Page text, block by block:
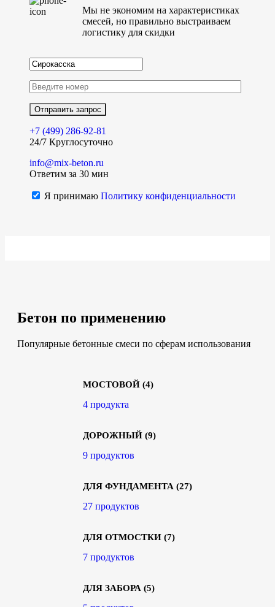
Мы не экономим на характеристиках
смесей, но правильно выстраиваем
логистику для скидки
+7 (499) 286-92-81
24/7 Круглосуточно
info@mix-beton.ru
Ответим за 30 мин
Я принимаю Политику конфиденциальности
Бетон по применению
Популярные бетонные смеси по сферам использования
МОСТОВОЙ (4)
4 продукта
ДОРОЖНЫЙ (9)
9 продуктов
ДЛЯ ФУНДАМЕНТА (27)
27 продуктов
ДЛЯ ОТМОСТКИ (7)
7 продуктов
ДЛЯ ЗАБОРА (5)